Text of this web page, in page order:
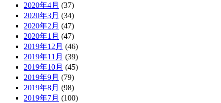
2020年4月 (37)
2020年3月 (34)
2020年2月 (47)
2020年1月 (47)
2019年12月 (46)
2019年11月 (39)
2019年10月 (45)
2019年9月 (79)
2019年8月 (98)
2019年7月 (100)